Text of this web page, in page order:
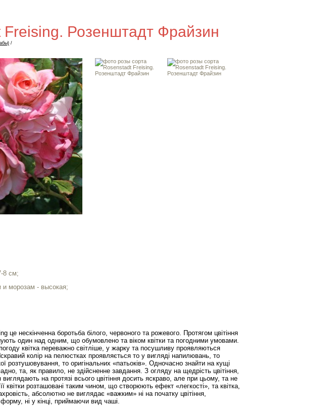
Freising. Розенштадт Фрайзин
/
8 см;
и морозам - высокая;
це нескінченна боротьба білого, червоного та рожевого. Протягом цвітіння
один над одним, що обумовлено та віком квітки та погодними умовами.
квітка переважно світліше, у жарку та посушливу проявляються
колір на пелюстках проявляється то у вигляді напилювань, то
розтушовування, то оригінальних «патьоків». Одночасно знайти на кущі
та, як правило, не здійсненне завдання. З огляду на щедрість цвітіння,
на протязі всього цвітіння досить яскраво, але при цьому, та не
квітки розташовані таким чином, що створюють ефект «легкості», та квітка,
абсолютно не виглядає «важким» ні на початку цвітіння,
ні у кінці, приймаючи вид чаші.